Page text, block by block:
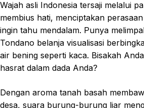
Wajah asli Indonesia tersaji melalui
membius hati, menciptakan
ingin tahu mendalam. Punya
Tondano belanja visualisasi
air bening seperti kaca. Bisakah
hasrat dalam dada Anda?
Dengan aroma tanah basah
desa, suara burung-burung liar